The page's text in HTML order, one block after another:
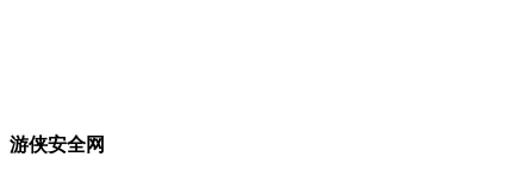
游侠安全网